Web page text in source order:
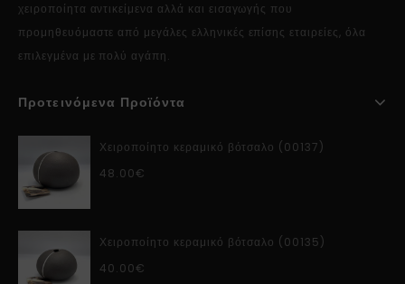
χειροποίητα αντικείμενα αλλά και εισαγωγής που
προμηθευόμαστε από μεγάλες ελληνικές επίσης εταιρείες, όλα
επιλεγμένα με πολύ αγάπη.
Προτεινόμενα Προϊόντα
Χειροποίητο κεραμικό βότσαλο (00137)
48.00€
Χειροποίητο κεραμικό βότσαλο (00135)
40.00€